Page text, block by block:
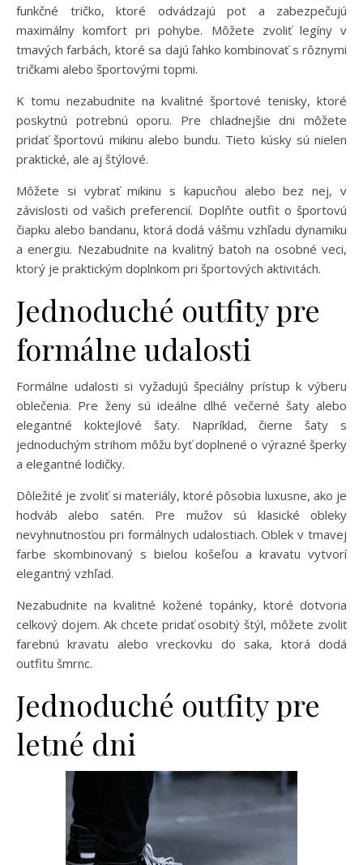
funkčné tričko, ktoré odvádzajú pot a zabezpečujú
maximálny komfort pri pohybe. Môžete zvoliť legíny v
tmavých farbách, ktoré sa dajú ľahko kombinovať s rôznymi
tričkami alebo športovými topmi.
K tomu nezabudnite na kvalitné športové tenisky, ktoré
poskytnú potrebnú oporu. Pre chladnejšie dni môžete
pridať športovú mikinu alebo bundu. Tieto kúsky sú nielen
praktické, ale aj štýlové.
Môžete si vybrať mikinu s kapucňou alebo bez nej, v
závislosti od vašich preferencií. Doplňte outfit o športovú
čiapku alebo bandanu, ktorá dodá vášmu vzhľadu dynamiku
a energiu. Nezabudnite na kvalitný batoh na osobné veci,
ktorý je praktickým doplnkom pri športových aktivitách.
Jednoduché outfity pre
formálne udalosti
Formálne udalosti si vyžadujú špeciálny prístup k výberu
oblečenia. Pre ženy sú ideálne dlhé večerné šaty alebo
elegantné koktejlové šaty. Napríklad, čierne šaty s
jednoduchým strihom môžu byť doplnené o výrazné šperky
a elegantné lodičky.
Dôležité je zvoliť si materiály, ktoré pôsobia luxusne, ako je
hodváb alebo satén. Pre mužov sú klasické obleky
nevyhnutnosťou pri formálnych udalostiach. Oblek v tmavej
farbe skombinovaný s bielou košeľou a kravatu vytvorí
elegantný vzhľad.
Nezabudnite na kvalitné kožené topánky, ktoré dotvoria
celkový dojem. Ak chcete pridať osobitý štýl, môžete zvoliť
farebnú kravatu alebo vreckovku do saka, ktorá dodá
outfitu šmrnc.
Jednoduché outfity pre
letné dni